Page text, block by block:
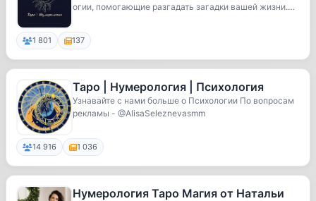
огии, помогающие разгадать загадки вашей жизни.
1 801 137
Таро | Нумерология | Психология
Узнавайте с нами больше о Психологии По вопросам
рекламы - @AlisaSeleznevasmm
14 916 1 036
Нумерология Таро Магия от Натальи